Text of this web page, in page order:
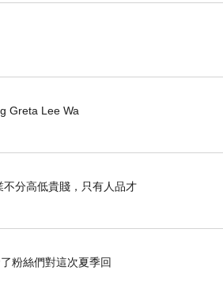
的心情，但我想多數來說還
的物販帳篷，然就－－－－
Greta Lee Wa
分高低貴賤，只有人品才
粉絲們對這次夏季回